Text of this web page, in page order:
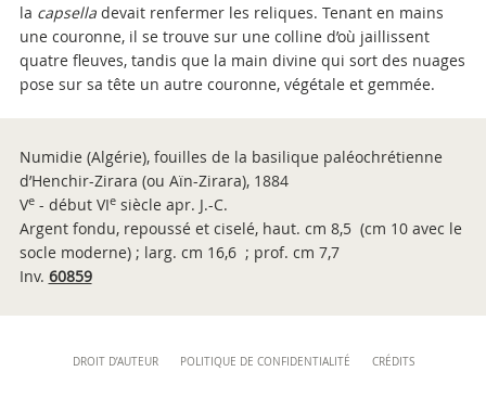
la capselladevait renfermer les reliques. Tenant en mains
une couronne, il se trouve sur une colline d’où jaillissent
quatre fleuves, tandis que la main divine qui sort des nuages
pose sur sa tête un autre couronne, végétale et gemmée.
Numidie (Algérie), fouilles de la basilique paléochrétienne
d’Henchir-Zirara (ou Aïn-Zirara), 1884
Ve- début VIesiècle apr. J.-C.
Argent fondu, repoussé et ciselé, haut. cm 8,5 (cm 10 avec le
socle moderne) ; larg. cm 16,6 ; prof. cm 7,7
Inv. 60859
ContentDROIT D’AUTEUR POLITIQUE DE CONFIDENTIALITÉ CRÉDITS